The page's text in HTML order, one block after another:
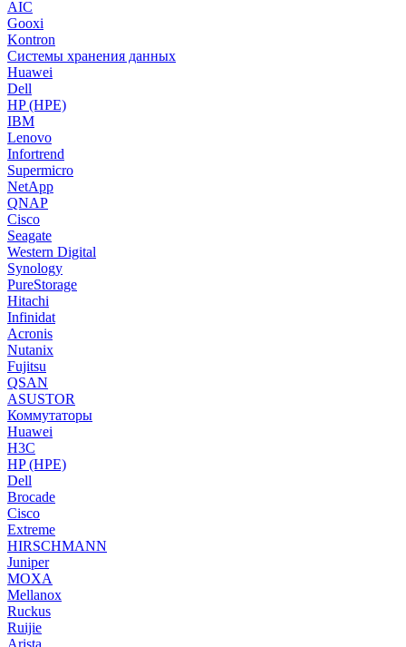
AIC
Gooxi
Kontron
Системы хранения данных
Huawei
Dell
HP (HPE)
IBM
Lenovo
Infortrend
Supermicro
NetApp
QNAP
Cisco
Seagate
Western Digital
Synology
PureStorage
Hitachi
Infinidat
Acronis
Nutanix
Fujitsu
QSAN
ASUSTOR
Коммутаторы
Huawei
H3C
HP (HPE)
Dell
Brocade
Cisco
Extreme
HIRSCHMANN
Juniper
MOXA
Mellanox
Ruckus
Ruijie
Arista